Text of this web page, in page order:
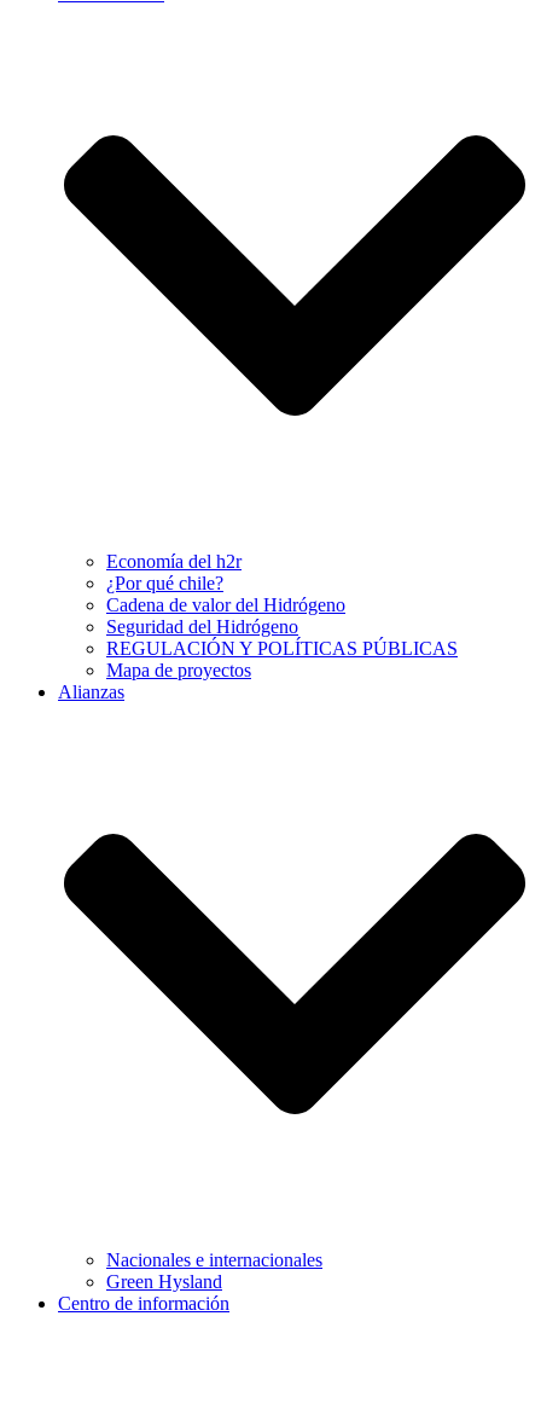
Economía del h2r
¿Por qué chile?
Cadena de valor del Hidrógeno
Seguridad del Hidrógeno
REGULACIÓN Y POLÍTICAS PÚBLICAS
Mapa de proyectos
Alianzas
Nacionales e internacionales
Green Hysland
Centro de información